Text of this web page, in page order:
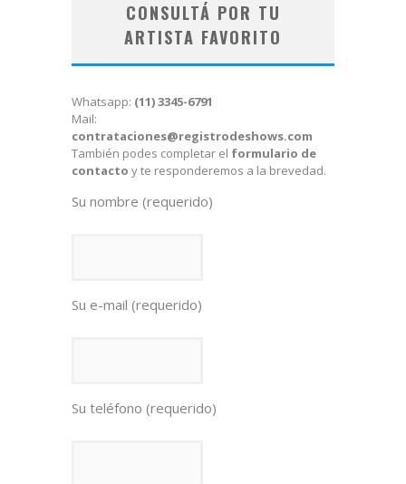
CONSULTÁ POR TU
ARTISTA FAVORITO
Whatsapp: (11) 3345-6791
Mail:
contrataciones@registrodeshows.com
También podes completar el formulario de
contacto y te responderemos a la brevedad.
Su nombre (requerido)
Su e-mail (requerido)
Su teléfono (requerido)